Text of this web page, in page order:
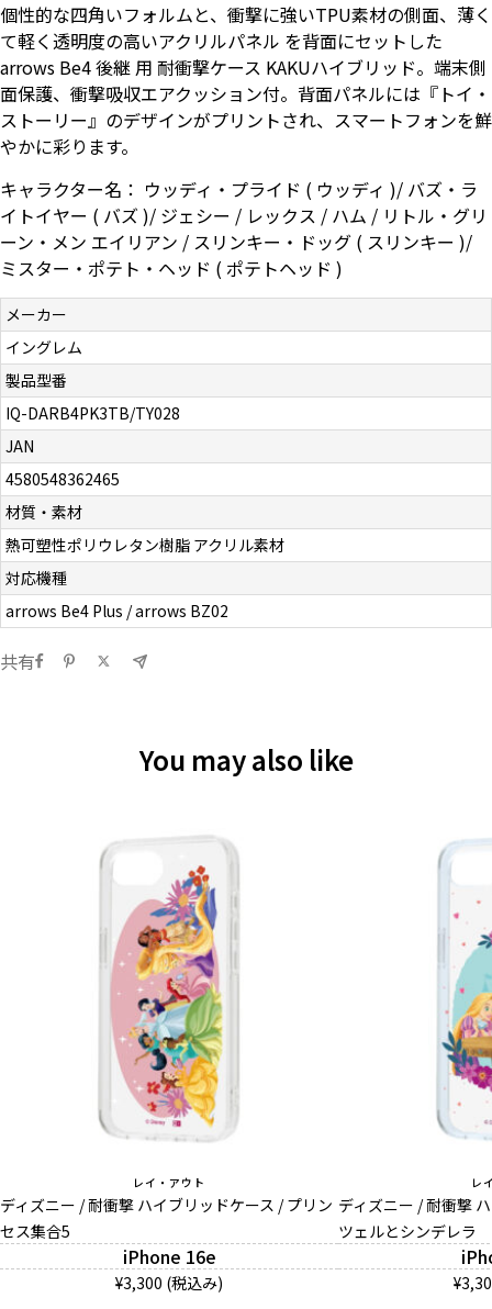
個性的な四角いフォルムと、衝撃に強いTPU素材の側面、薄く
て軽く透明度の高いアクリルパネル を背面にセットした
arrows Be4 後継 用 耐衝撃ケース KAKUハイブリッド。端末側
面保護、衝撃吸収エアクッション付。背面パネルには『トイ・
ストーリー』のデザインがプリントされ、スマートフォンを鮮
やかに彩ります。
キャラクター名： ウッディ・プライド ( ウッディ )/ バズ・ラ
イトイヤー ( バズ )/ ジェシー / レックス / ハム / リトル・グリ
ーン・メン エイリアン / スリンキー・ドッグ ( スリンキー )/
ミスター・ポテト・ヘッド ( ポテトヘッド )
メーカー
イングレム
製品型番
IQ-DARB4PK3TB/TY028
JAN
4580548362465
材質・素材
熱可塑性ポリウレタン樹脂 アクリル素材
対応機種
arrows Be4 Plus / arrows BZ02
共有
You may also like
レイ・アウト
ディズニー / 耐衝撃 ハイブリッドケース / プリン
セス集合5
iPhone 16e
¥3,300 (税込み)
レ
ディズニー / 耐衝撃
ツェルとシンデレラ